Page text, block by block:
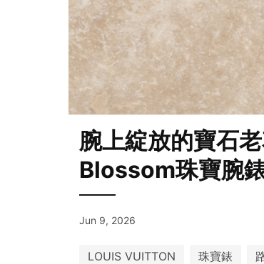
腕上綻放的寶石
Blossom珠寶腕
Jun 9, 2026
LOUIS VUITTON 珠寶錶